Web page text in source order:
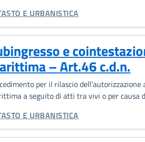
CORRELATA:
E URBANISTICA
e
– Art.46 c.d.n.
per il rilascio
a seguito di atti tra vivi o per causa
CORRELATA:
E URBANISTICA